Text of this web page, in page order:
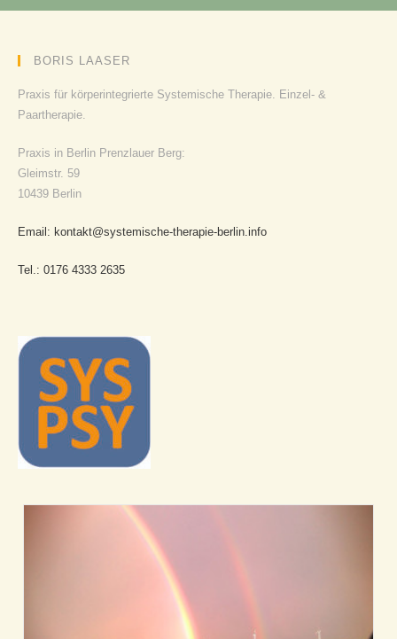
BORIS LAASER
Praxis für körperintegrierte Systemische Therapie. Einzel- &
Paartherapie.
Praxis in Berlin Prenzlauer Berg:
Gleimstr. 59
10439 Berlin
Email: kontakt@systemische-therapie-berlin.info
Tel.: 0176 4333 2635